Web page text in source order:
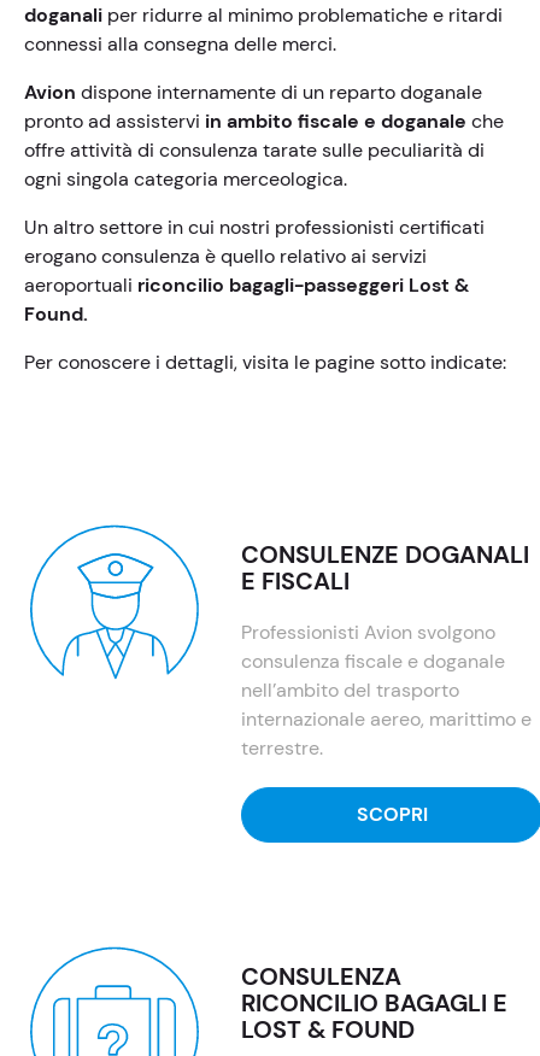
doganali per ridurre al minimo problematiche e ritardi
connessi alla consegna delle merci.
Avion dispone internamente di un reparto doganale
pronto ad assistervi in ambito fiscale e doganale che
offre attività di consulenza tarate sulle peculiarità di
ogni singola categoria merceologica.
Un altro settore in cui nostri professionisti certificati
erogano consulenza è quello relativo ai servizi
aeroportuali riconcilio bagagli-passeggeri Lost &
Found.
Per conoscere i dettagli, visita le pagine sotto indicate:
CONSULENZE DOGANALI
E FISCALI
Professionisti Avion svolgono
consulenza fiscale e doganale
nell’ambito del trasporto
internazionale aereo, marittimo e
terrestre.
SCOPRI
CONSULENZA
RICONCILIO BAGAGLI E
LOST & FOUND